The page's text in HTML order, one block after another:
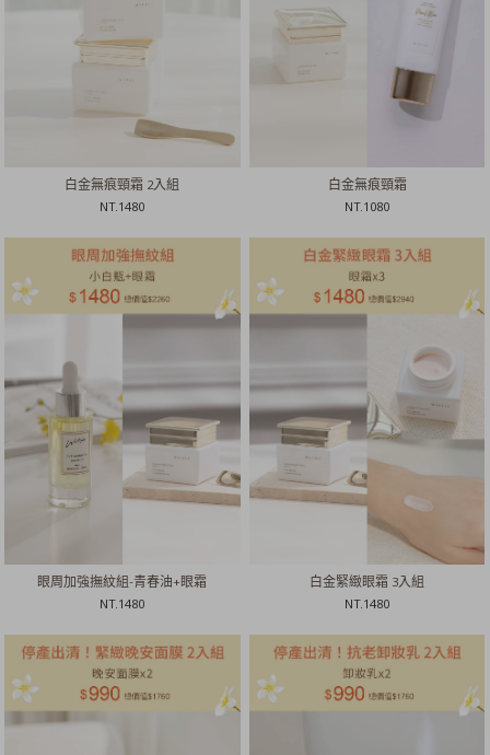
白金無痕頸霜 2入組
NT.1480
白金無痕頸霜
NT.1080
眼周加強撫紋組-青春油+眼霜
NT.1480
白金緊緻眼霜 3入組
NT.1480